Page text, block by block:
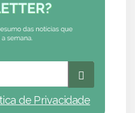
de Privacidade